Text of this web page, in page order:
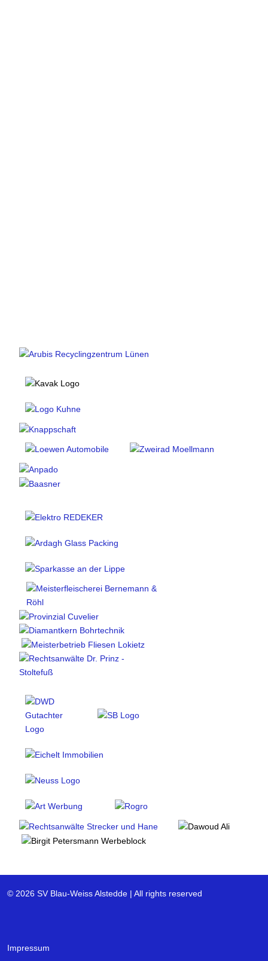
© 2026 SV Blau-Weiss Alstedde | All rights reserved
Impressum